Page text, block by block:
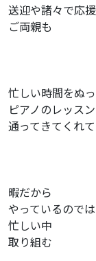
送迎や諸々で応
ご両親も
忙しい時間をぬ
ピアノのレッス
通ってきてくれ
暇だから
やっているのでは
忙しい中
取り組む